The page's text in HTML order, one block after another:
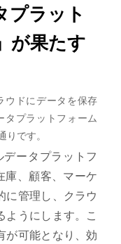
プラット
が果たす
ウドにデータを保存
タプラットフォーム
です。
ータプラットフ
庫、顧客、マーケ
に管理し、クラウ
ようにします。こ
が可能となり、効